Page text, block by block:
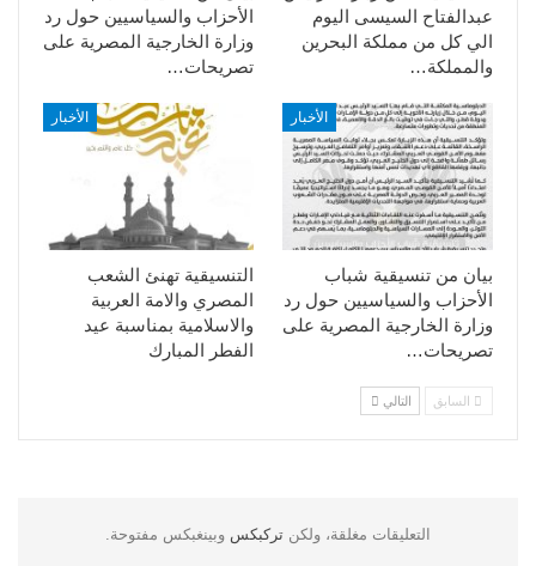
الأحزاب والسياسيين حول رد
وزارة الخارجية المصرية على
تصريحات…
عبدالفتاح السيسى اليوم
الي كل من مملكة البحرين
والمملكة…
الأخبار
التنسيقية تهنئ الشعب
المصري والامة العربية
والاسلامية بمناسبة عيد
الفطر المبارك
الأخبار
بيان من تنسيقية شباب
الأحزاب والسياسيين حول رد
وزارة الخارجية المصرية على
تصريحات…
السابق التالي
التعليقات مغلقة، ولكن تركبكس وبينغبكس مفتوحة.